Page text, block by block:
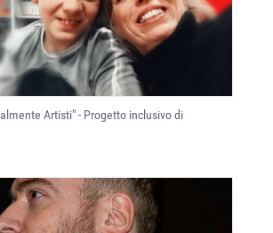
Artisti" - Progetto inclusivo di